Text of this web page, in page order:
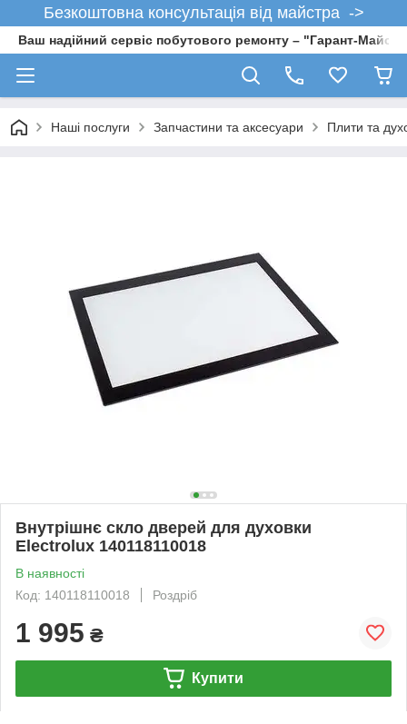
Безкоштовна консультація від майстра ->
Ваш надійний сервіс побутового ремонту – "Гарант-
Наші послуги Запчастини та аксесуари Плити та
Внутрішнє скло дверей для духовки
Electrolux 140118110018
В наявності
Код: 140118110018
Роздріб
1 995 ₴
Купити